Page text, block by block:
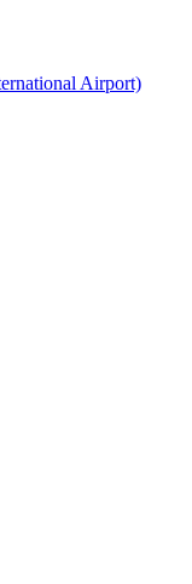
Airport)